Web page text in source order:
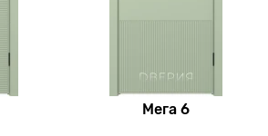
Мега 6